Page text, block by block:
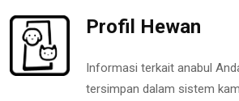
Profil Hewan
Informasi terkait anabul
tersimpan dalam sistem